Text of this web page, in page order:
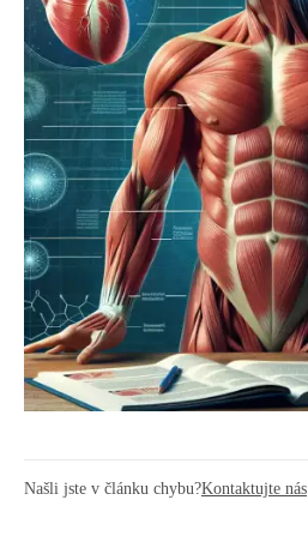
Našli jste v článku chybu?Kontaktujte nás